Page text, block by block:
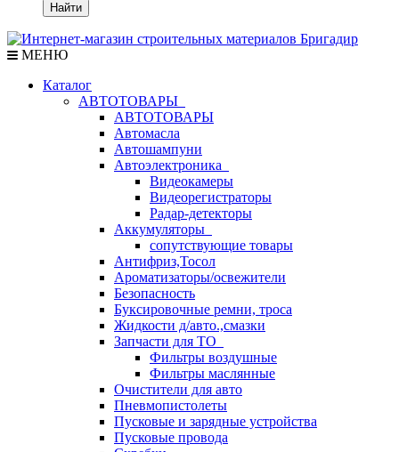
Найти
МЕНЮ
Каталог
АВТОТОВАРЫ
АВТОТОВАРЫ
Автомасла
Автошампуни
Автоэлектроника
Видеокамеры
Видеорегистраторы
Радар-детекторы
Аккумуляторы
сопутствующие товары
Антифриз,Тосол
Ароматизаторы/освежители
Безопасность
Буксировочные ремни, троса
Жидкости д/авто.,смазки
Запчасти для ТО
Фильтры воздушные
Фильтры маслянные
Очистители для авто
Пневмопистолеты
Пусковые и зарядные устройства
Пусковые провода